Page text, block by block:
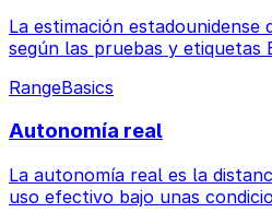
La estimación
según las pruebas y etiquetas
RangeBasics
Autonomía real
La autonomía real es la
uso efectivo bajo unas